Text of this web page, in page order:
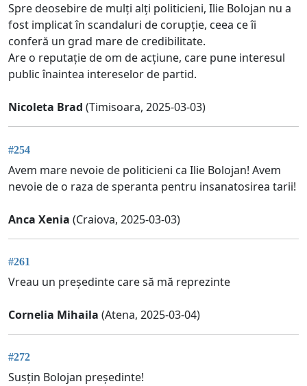
Spre deosebire de mulți alți politicieni, Ilie Bolojan nu a
fost implicat în scandaluri de corupție, ceea ce îi
conferă un grad mare de credibilitate.
Are o reputație de om de acțiune, care pune interesul
public înaintea intereselor de partid.
Nicoleta Brad (Timisoara, 2025-03-03)
#254
Avem mare nevoie de politicieni ca Ilie Bolojan! Avem
nevoie de o raza de speranta pentru insanatosirea tarii!
Anca Xenia (Craiova, 2025-03-03)
#261
Vreau un președinte care să mă reprezinte
Cornelia Mihaila (Atena, 2025-03-04)
#272
Susțin Bolojan președinte!